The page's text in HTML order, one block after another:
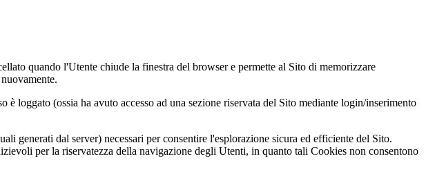
quando l'Utente chiude la finestra del browser e permette al Sito di memorizzare
loggato (ossia ha avuto accesso ad una sezione riservata del Sito mediante login/inserimento
generati dal server) necessari per consentire l'esplorazione sicura ed efficiente del Sito.
per la riservatezza della navigazione degli Utenti, in quanto tali Cookies non consentono